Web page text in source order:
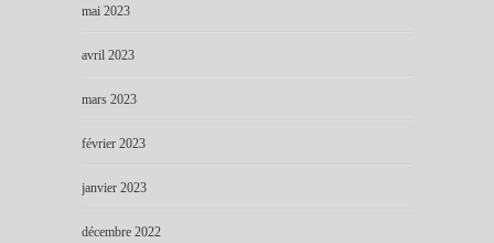
mai 2023
avril 2023
mars 2023
février 2023
janvier 2023
décembre 2022